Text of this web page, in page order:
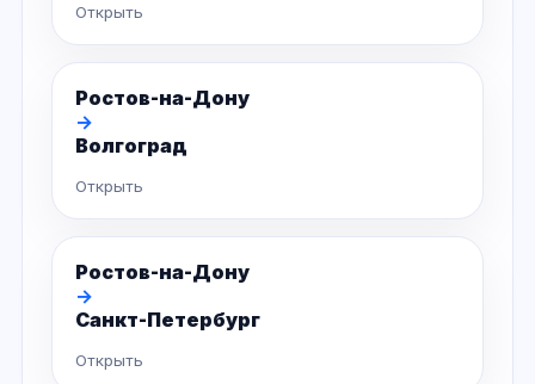
Открыть
Ростов-на-Дону
→
Волгоград
Открыть
Ростов-на-Дону
→
Санкт-Петербург
Открыть